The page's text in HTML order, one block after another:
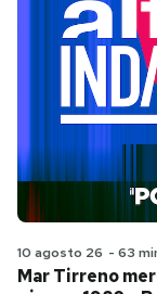
10 agosto 26 - 63
Mar Tirreno